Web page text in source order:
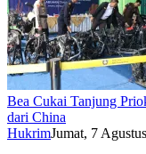
Bea Cukai Tanjung
dari China
HukrimJumat, 7